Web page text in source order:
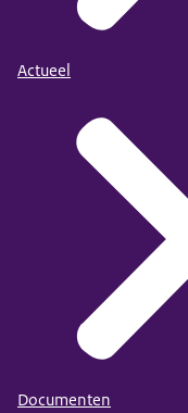
Actueel
Documenten